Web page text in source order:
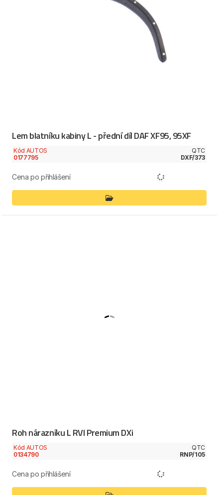
Lem blatníku kabiny L - přední díl DAF XF95, 95XF
Kód AUTOS
0177795
QTC
DXF/373
Cena po přihlášení
Roh nárazníku L RVI Premium DXi
Kód AUTOS
0134790
QTC
RNP/105
Cena po přihlášení